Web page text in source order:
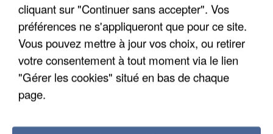
cliquant sur "Continuer sans accepter". Vos
préférences ne s'appliqueront que pour ce site.
Vous pouvez mettre à jour vos choix, ou retirer
votre consentement à tout moment via le lien
"Gérer les cookies" situé en bas de chaque
page.